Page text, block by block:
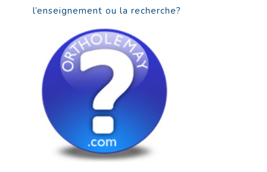
l’enseignement ou la recherche?